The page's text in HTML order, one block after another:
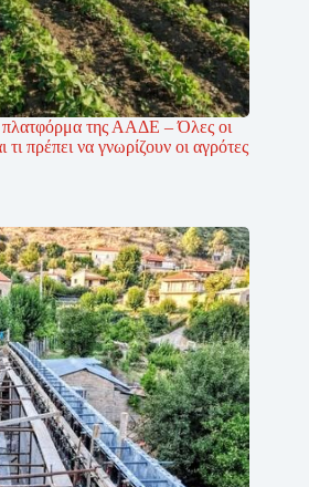
της ΑΑΔΕ – Όλες οι
τι πρέπει να γνωρίζουν οι αγρότες